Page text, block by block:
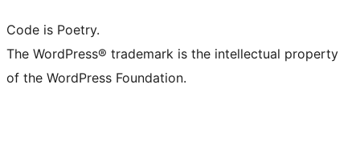
Code is Poetry.
The WordPress® trademark is the intellectual property
of the WordPress Foundation.